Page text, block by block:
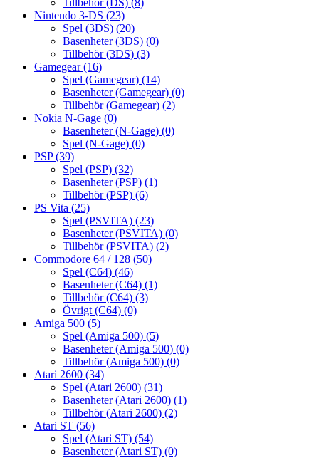
Tillbehör (DS) (8)
Nintendo 3-DS (23)
Spel (3DS) (20)
Basenheter (3DS) (0)
Tillbehör (3DS) (3)
Gamegear(16)
Spel (Gamegear) (14)
Basenheter (Gamegear) (0)
Tillbehör (Gamegear) (2)
Nokia N-Gage (0)
Basenheter (N-Gage) (0)
Spel (N-Gage) (0)
PSP(39)
Spel (PSP) (32)
Basenheter (PSP) (1)
Tillbehör (PSP) (6)
PS Vita (25)
Spel (PSVITA) (23)
Basenheter (PSVITA) (0)
Tillbehör (PSVITA) (2)
Commodore 64 / 128 (50)
Spel (C64) (46)
Basenheter (C64) (1)
Tillbehör (C64) (3)
Övrigt (C64) (0)
Amiga 500 (5)
Spel (Amiga 500) (5)
Basenheter (Amiga 500) (0)
Tillbehör (Amiga 500) (0)
Atari 2600 (34)
Spel (Atari 2600) (31)
Basenheter (Atari 2600) (1)
Tillbehör (Atari 2600) (2)
Atari ST (56)
Spel (Atari ST) (54)
Basenheter (Atari ST) (0)